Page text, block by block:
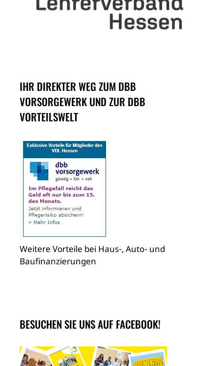
IHR DIREKTER WEG ZUM DBB
VORSORGEWERK UND ZUR DBB
VORTEILSWELT
Weitere Vorteile bei Haus-, Auto- und
Baufinanzierungen
BESUCHEN SIE UNS AUF FACEBOOK!